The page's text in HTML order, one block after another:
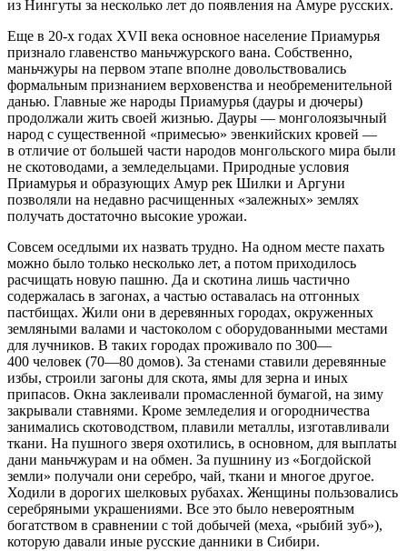
из Нингуты за несколько лет до появления на Амуре русских.
Еще в 20-х годах XVII века основное население Приамурья
признало главенство маньчжурского вана. Собственно,
маньчжуры на первом этапе вполне довольствовались
формальным признанием верховенства и необременительной
данью. Главные же народы Приамурья (дауры и дючеры)
продолжали жить своей жизнью. Дауры — монголоязычный
народ с существенной «примесью» эвенкийских кровей —
в отличие от большей части народов монгольского мира были
не скотоводами, а земледельцами. Природные условия
Приамурья и образующих Амур рек Шилки и Аргуни
позволяли на недавно расчищенных «залежных» землях
получать достаточно высокие урожаи.
Совсем оседлыми их назвать трудно. На одном месте пахать
можно было только несколько лет, а потом приходилось
расчищать новую пашню. Да и скотина лишь частично
содержалась в загонах, а частью оставалась на отгонных
пастбищах. Жили они в деревянных городах, окруженных
земляными валами и частоколом с оборудованными местами
для лучников. В таких городах проживало по 300—
400 человек (70—80 домов). За стенами ставили деревянные
избы, строили загоны для скота, ямы для зерна и иных
припасов. Окна заклеивали промасленной бумагой, на зиму
закрывали ставнями. Кроме земледелия и огородничества
занимались скотоводством, плавили металлы, изготавливали
ткани. На пушного зверя охотились, в основном, для выплаты
дани маньчжурам и на обмен. За пушнину из «Богдойской
земли» получали они серебро, чай, ткани и многое другое.
Ходили в дорогих шелковых рубахах. Женщины пользовались
серебряными украшениями. Все это было невероятным
богатством в сравнении с той добычей (меха, «рыбий зуб»),
которую давали иные русские данники в Сибири.